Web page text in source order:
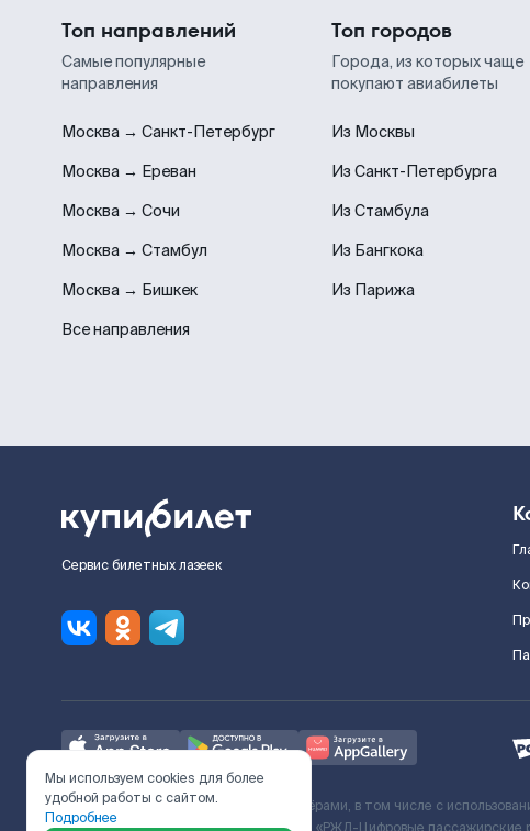
Топ направлений
Самые популярные
направления
Москва → Санкт-Петербург
Москва → Ереван
Москва → Сочи
Москва → Стамбул
Москва → Бишкек
Все направления
Топ городов
Города, из которых чаще
покупают авиабилеты
Из Москвы
Из Санкт-Петербурга
Из Стамбула
Из Бангкока
Из Парижа
Сервис билетных лазеек
Ж/Д билеты предоставляются партнёрами, в том числе с
Мы используем cookies для более
удобной работы с сайтом.
Подробнее